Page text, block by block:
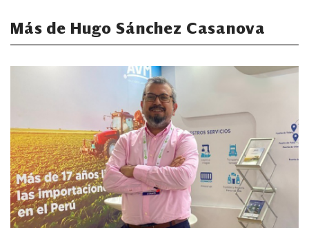
Más de Hugo Sánchez Casanova